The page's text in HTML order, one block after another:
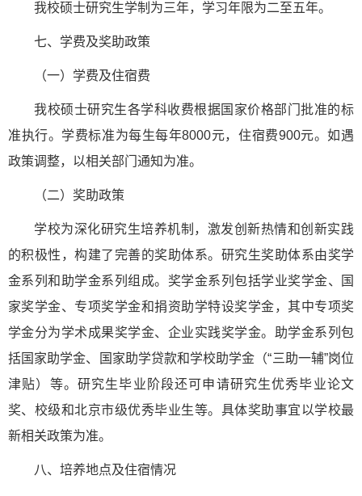
我校硕士研究生学制为三年，学习年限为二至五年。
七、学费及奖助政策
（一）学费及住宿费
我校硕士研究生各学科收费根据国家价格部门批准的标
准执行。学费标准为每生每年8000元，住宿费900元。如遇
政策调整，以相关部门通知为准。
（二）奖助政策
学校为深化研究生培养机制，激发创新热情和创新实践
的积极性，构建了完善的奖助体系。研究生奖助体系由奖学
金系列和助学金系列组成。奖学金系列包括学业奖学金、国
家奖学金、专项奖学金和捐资助学特设奖学金，其中专项奖
学金分为学术成果奖学金、企业实践奖学金。助学金系列包
括国家助学金、国家助学贷款和学校助学金（“三助一辅”岗位
津贴）等。研究生毕业阶段还可申请研究生优秀毕业论文
奖、校级和北京市级优秀毕业生等。具体奖助事宜以学校最
新相关政策为准。
八、培养地点及住宿情况